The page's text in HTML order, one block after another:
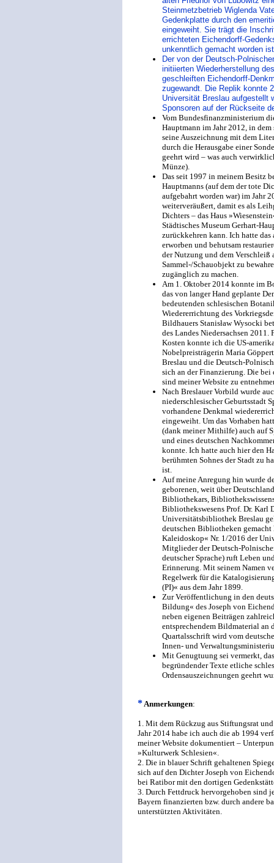
Steinmetzbetrieb Wiglenda
Gedenkplatte durch den
eingeweiht. Sie trägt die
errichteten Eichendorff-
unkenntlich gemacht worden
Der von der Deutsch-
initiierten Wiederherstellung
geschleiften Eichendorff-
zugewandt. Die Replik konnte
Universität Breslau aufgestellt
Sponsoren auf der Rückseite
Vom Bundesfinanzministerium
Hauptmann im Jahr 2012, in
seine Auszeichnung mit dem
durch die Herausgabe einer
geehrt wird – was auch
Münze).
Das seit 1997 in meinem Besitz
Hauptmanns (auf dem der tote
aufgebahrt worden war) im Jahr
weiterveräußert, damit es als
Dichters – das Haus
Städtisches Museum Gerhart-
zurückkehren kann. Ich hatte
erworben und behutsam
der Nutzung und dem Verschleiß
Sammel-/Schauobjekt zu
zugänglich zu machen.
Am 1. Oktober 2014 konnte im
das von langer Hand geplante
bedeutenden schlesischen
Wiedererrichtung des
Bildhauers Stanisław Wysocki
des Landes Niedersachsen 2011.
Kosten konnte ich die US-
Nobelpreisträgerin Maria
Breslau und die Deutsch-
sich an der Finanzierung. Die
sind meiner Website zu
Nach Breslauer Vorbild wurde
niederschlesischer Geburtsstadt
vorhandene Denkmal
eingeweiht. Um das Vorhaben
(dank meiner Mithilfe) auch auf
und eines deutschen
konnte. Ich hatte auch hier den
berühmten Sohnes der Stadt zu
ist.
Auf meine Anregung hin wurde
geborenen, weit über
Bibliothekars,
Bibliothekswesens Prof. Dr. Karl
Universitätsbibliothek Breslau
deutschen Bibliotheken
Kaleidoskop« Nr. 1/2016 der
Mitglieder der Deutsch-
deutscher Sprache) ruft Leben
Erinnerung. Mit seinem Namen
Regelwerk für die
(PI)« aus dem Jahr 1899.
Zur Veröffentlichung in den
Bildung« des Joseph von
neben eigenen Beiträgen
entsprechendem Bildmaterial an
Quartalsschrift wird vom
Innen- und
Mit Genugtuung sei vermerkt,
begründender Texte etliche
Ordensauszeichnungen geehrt
*Anmerkungen:
1. Mit dem Rückzug aus Stiftungsrat
Jahr 2014 habe ich auch die ab 1994
meiner Website dokumentiert –
»Kulturwerk Schlesien«.
2. Die in blauer Schrift gehaltenen
sich auf den Dichter Joseph von
bei Ratibor mit den dortigen
3. Durch Fettdruck hervorgehoben sind
Bayern finanzierten bzw. durch andere
unterstützten Aktivitäten.